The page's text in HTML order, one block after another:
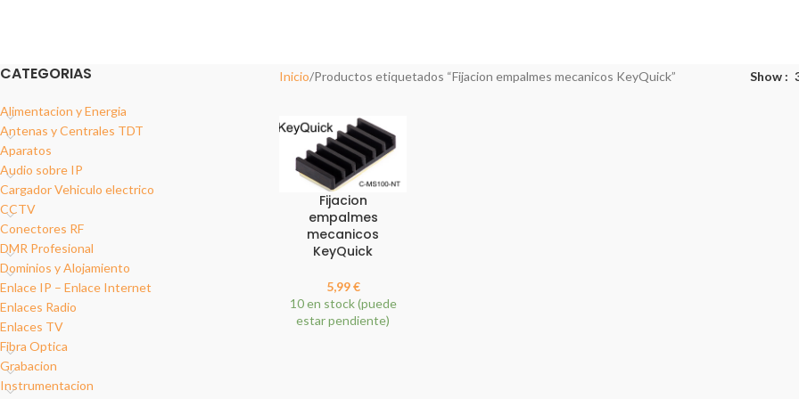
CATEGORIAS
Alimentacion y Energia
Antenas y Centrales TDT
Aparatos
Audio sobre IP
Cargador Vehiculo electrico
CCTV
Conectores RF
DMR Profesional
Dominios y Alojamiento
Enlace IP – Enlace Internet
Enlaces Radio
Enlaces TV
Fibra Optica
Grabacion
Instrumentacion
Inicio Productos etiquetados “Fijacion empalmes mecanicos KeyQuick” Show
Fijacion
empalmes
mecanicos
KeyQuick
5,99€
10 en stock (puede
estar pendiente)